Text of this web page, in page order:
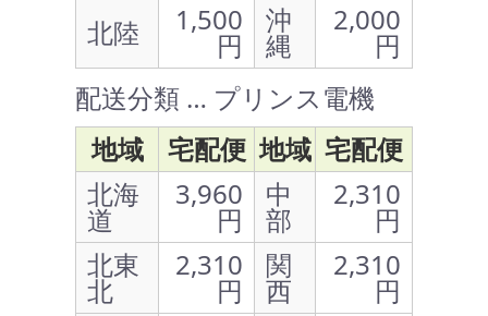
北陸
1,500
円
沖
縄
2,000
円
配送分類 … プリンス電機
地域
宅配便 地域 宅配便
北海
道
3,960
円
中
部
2,310
円
北東
北
2,310
円
関
西
2,310
円